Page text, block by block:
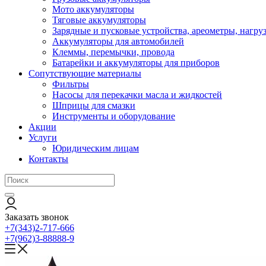
Мото аккумуляторы
Тяговые аккумуляторы
Зарядные и пусковые устройства, ареометры,
Аккумуляторы для автомобилей
Клеммы, перемычки, провода
Батарейки и аккумуляторы для приборов
Сопутствующие материалы
Фильтры
Насосы для перекачки масла и жидкостей
Шприцы для смазки
Инструменты и оборудование
Акции
Услуги
Юридическим лицам
Контакты
Заказать звонок
+7(343)2-717-666
+7(962)3-88888-9